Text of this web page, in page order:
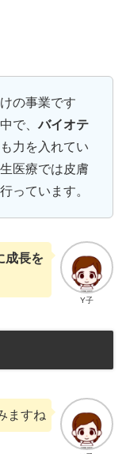
の事業です
で、バイオテ
力を入れてい
医療では皮膚
っています。
Y子
成長を
ますね